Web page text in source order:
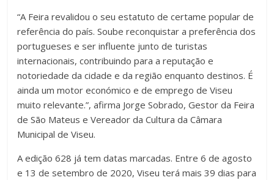
“A Feira revalidou o seu estatuto de certame popular de
referência do país. Soube reconquistar a preferência dos
portugueses e ser influente junto de turistas
internacionais, contribuindo para a reputação e
notoriedade da cidade e da região enquanto destinos. É
ainda um motor económico e de emprego de Viseu
muito relevante.”, afirma Jorge Sobrado, Gestor da Feira
de São Mateus e Vereador da Cultura da Câmara
Municipal de Viseu.
A edição 628 já tem datas marcadas. Entre 6 de agosto
e 13 de setembro de 2020, Viseu terá mais 39 dias para